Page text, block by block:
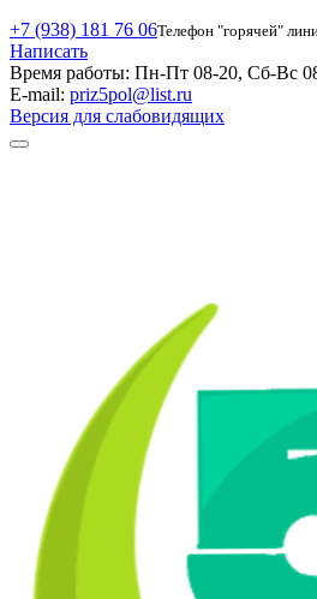
+7 (938) 181 76 06Телефон "горячей"
Написать
Время работы: Пн-Пт 08-20, Сб-Вс
E-mail: priz5pol@list.ru
Версия для слабовидящих